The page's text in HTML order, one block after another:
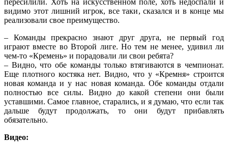
видимо этот лишний игрок, все таки, сказался и в конце мы
реализовали свое преимущество.
– Команды прекрасно знают друг друга, не первый год
играют вместе во Второй лиге. Но тем не менее, удивил ли
чем-то «Кремень» и порадовали ли свои ребята?
– Видно, что обе команды только втягиваются в чемпионат.
Еще плотного костяка нет. Видно, что у «Кремня» строится
новая команда и у нас новая команда. Обе команды отдали
полностью все силы. Видно до какой степени они были
уставшими. Самое главное, старались, и я думаю, что если так
дальше будут продолжать, то они будут прибавлять
обязательно.
Видео: